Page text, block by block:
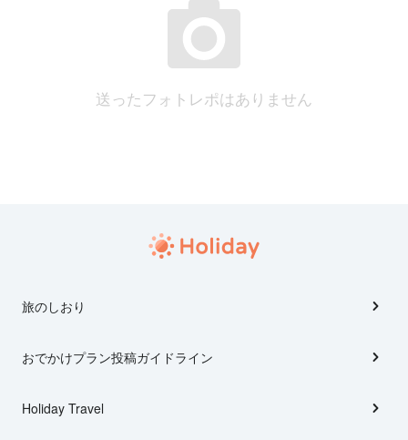
送ったフォトレポはありません
旅のしおり
おでかけプラン投稿ガイドライン
Holiday Travel